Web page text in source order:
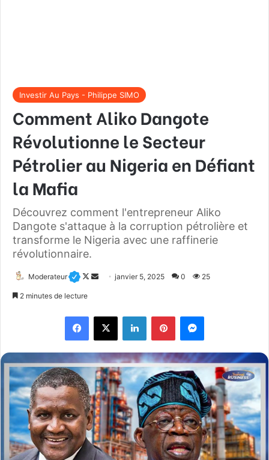
Investir Au Pays - Philippe SIMO
Comment Aliko Dangote
Révolutionne le Secteur
Pétrolier au Nigeria en Défiant
la Mafia
Découvrez comment l'entrepreneur Aliko
Dangote s'attaque à la corruption pétrolière et
transforme le Nigeria avec une raffinerie
révolutionnaire.
Moderateur
F
o
n
X
y
r
u
n
c
o
u
r
janvier 5, 2025 0 25
2 minutes de lecture